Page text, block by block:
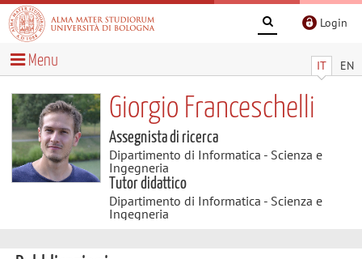
Login
IT EN
Menu
Giorgio Franceschelli
Assegnista di ricerca
Dipartimento di Informatica - Scienza e
Ingegneria
Tutor didattico
Dipartimento di Informatica - Scienza e
Ingegneria